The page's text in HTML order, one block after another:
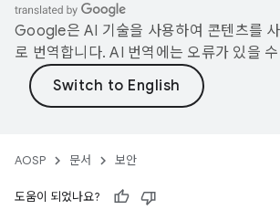
Google은 AI 기술을 사용하여 콘텐츠를
로 번역합니다. AI 번역에는 오류가 있을
AOSP 문서 보안
도움이 되었나요?